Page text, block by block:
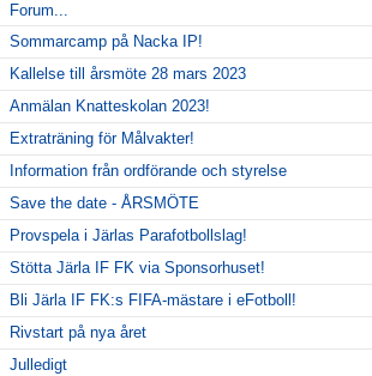
Forum...
Sommarcamp på Nacka IP!
Kallelse till årsmöte 28 mars 2023
Anmälan Knatteskolan 2023!
Extraträning för Målvakter!
Information från ordförande och styrelse
Save the date - ÅRSMÖTE
Provspela i Järlas Parafotbollslag!
Stötta Järla IF FK via Sponsorhuset!
Bli Järla IF FK:s FIFA-mästare i eFotboll!
Rivstart på nya året
Julledigt